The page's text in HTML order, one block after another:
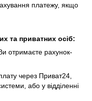
платежу, якщо
та приватних осіб:
отримаєте рахунок-
через Приват24,
або у відділенні